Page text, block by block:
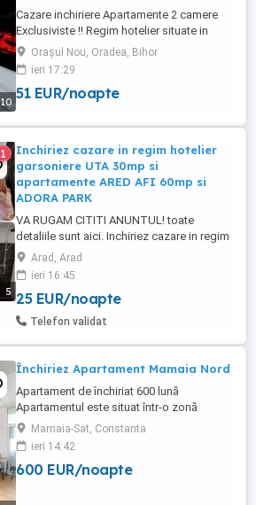
10
Cazare inchiriere Apartamente 2 camere
Exclusiviste !! Regim hotelier situate in
CENTRUL orașului Oradea . Prima
Premium Residence Strada Sucevei si
Luceafărul Rezidențial! Apartamentele NOI
dispun de toate cerințele pentru a avea un
standarde! BONUS : O ...
Orașul Nou, Oradea, Bihor
ieri 17:29
51 EUR/noapte
5
Inchiriez cazare in regim hotelier
garsoniere UTA 30mp si
apartamente ARED AFI 60mp si
ADORA PARK
VA RUGAM CITITI ANUNTUL! toate
detaliile sunt aici. Inchiriez cazare in regim
hotelier garsoniere in zona UTA de 30mp
SAU apartamente noi la ARED-urile noi
zona AFI-McDrive de 60mp pentru cei care
doresc si mai calitate, sau pentru
priveliste apartament nou si mai spatios
Arad, Arad
ieri 16:45
25 EUR/noapte
Telefon validat
Închiriez Apartament Mamaia Nord
Apartament de închiriat 600 lună
Apartamentul este situat într-o zonă
liniștită din Mamaia Nord. Complet
mobilat și utilat, gata de mutare. Loc de
parcare în fața blocului. Detalii în privat.
Mamaia-Sat, Constanta
ieri 14:42
600 EUR/noapte